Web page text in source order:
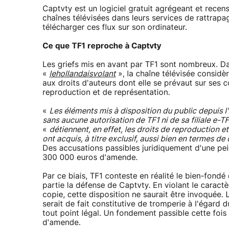
Captvty est un logiciel gratuit agrégeant et
chaînes télévisées dans leurs services de
télécharger ces flux sur son ordinateur.
Ce que TF1 reproche à Captvty
Les griefs mis en avant par TF1 sont nombreux.
« lehollandaisvolant», la chaîne télévisée
aux droits d'auteurs dont elle se prévaut sur ses
reproduction et de représentation.
« Les éléments mis à disposition du public
sans aucune autorisation de TF1 ni de sa filiale e-
« détiennent, en effet, les droits de reproduction
ont acquis, à titre exclusif, aussi bien en termes
Des accusations passibles juridiquement d'une
300 000 euros d'amende.
Par ce biais, TF1 conteste en réalité le bien-
partie la défense de Captvty. En violant le
copie, cette disposition ne saurait être invoquée.
serait de fait constitutive de tromperie à l'égard
tout point légal. Un fondement passible cette
d'amende.